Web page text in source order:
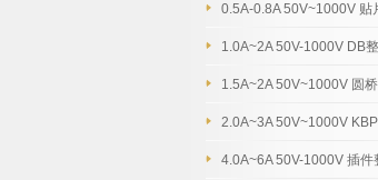
0.5A-0.8A 50V~1000V 贴
堆 1.0A~2A 50V-1000V DB
1.5A~2A 50V~1000V 圆
2.0A~3A 50V~1000V
4.0A~6A 50V-1000V 插件